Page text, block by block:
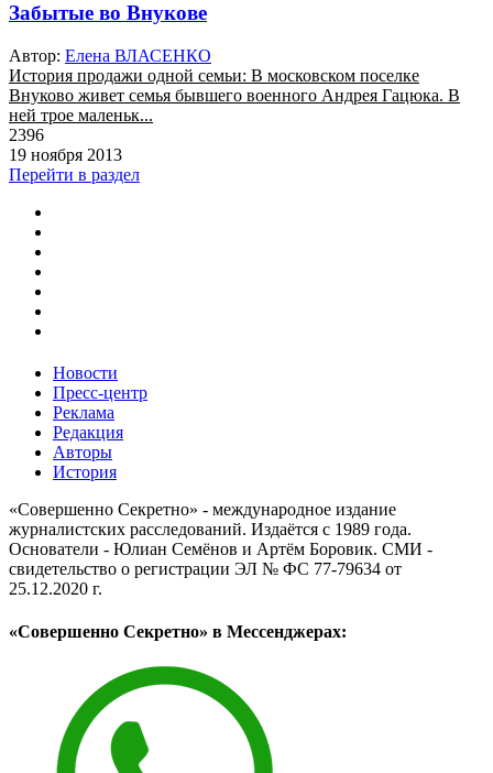
Забытые во Внукове
Автор: Елена ВЛАСЕНКО
История продажи одной семьи: В московском поселке
Внуково живет семья бывшего военного Андрея Гацюка. В
ней трое маленьк...
2396
19 ноября 2013
Перейти в раздел
Новости
Пресс-центр
Реклама
Редакция
Авторы
История
«Совершенно Секретно» - международное издание
журналистских расследований. Издаётся с 1989 года.
Основатели - Юлиан Семёнов и Артём Боровик. CМИ -
свидетельство о регистрации ЭЛ № ФС 77-79634 от
25.12.2020 г.
«Совершенно Секретно» в Мессенджерах: